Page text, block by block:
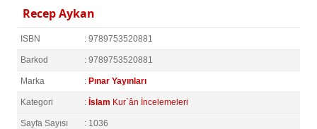
Recep Aykan
ISBN : 9789753520881
Barkod : 9789753520881
Marka : Pınar Yayınları
Kategori : İslam Kur`ân İncelemeleri
Sayfa Sayısı : 1036